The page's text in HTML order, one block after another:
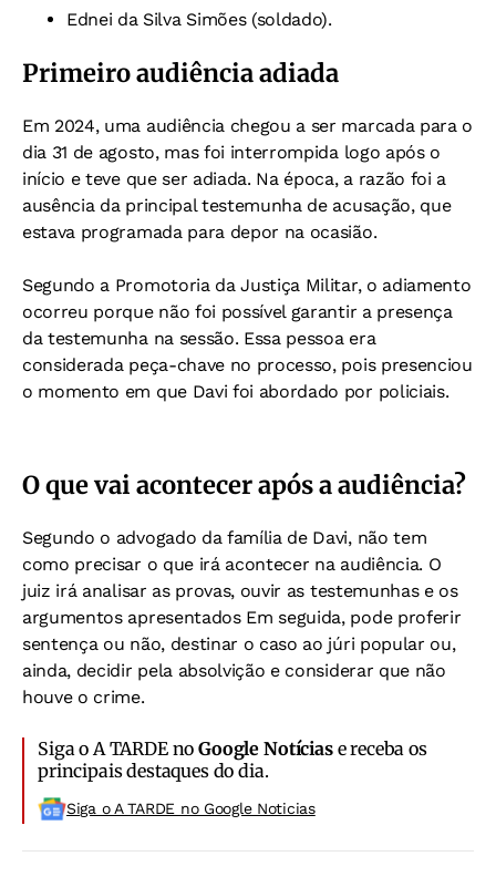
Ednei da Silva Simões (soldado).
Primeiro audiência adiada
Em 2024, uma audiência chegou a ser marcada para o
dia 31 de agosto, mas foi interrompida logo após o
início e teve que ser adiada. Na época, a razão foi a
ausência da principal testemunha de acusação, que
estava programada para depor na ocasião.
Segundo a Promotoria da Justiça Militar, o adiamento
ocorreu porque não foi possível garantir a presença
da testemunha na sessão. Essa pessoa era
considerada peça-chave no processo, pois presenciou
o momento em que Davi foi abordado por policiais.
O que vai acontecer após a audiência?
Segundo o advogado da família de Davi, não tem
como precisar o que irá acontecer na audiência. O
juiz irá analisar as provas, ouvir as testemunhas e os
argumentos apresentados Em seguida, pode proferir
sentença ou não, destinar o caso ao júri popular ou,
ainda, decidir pela absolvição e considerar que não
houve o crime.
Siga o A TARDE noGoogle Notíciase receba os
principais destaques do dia.
Siga o A TARDE no Google Noticias